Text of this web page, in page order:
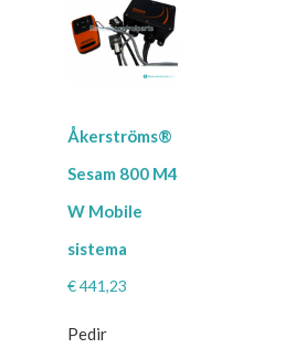
Åkerströms®
Sesam 800 M4
W Mobile
sistema
€441,23
Pedir